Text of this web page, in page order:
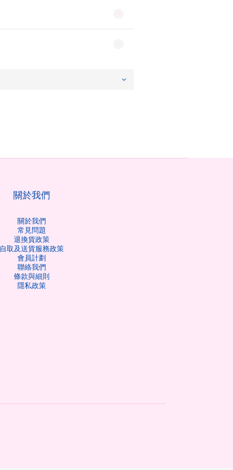
關於我們
關於我們
常見問題
退換貨政策
自取及送貨服務政策
會員計劃
聯絡我們
條款與細則
隱私政策